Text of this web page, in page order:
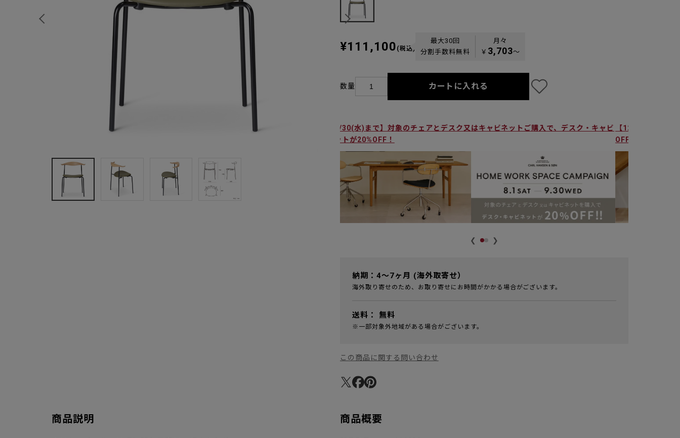
¥111,100 (税込)
最大30回
分割手数料無料
月々
￥ 3,703〜
数量 カートに入れる
【9/30(水)まで】対象のチェアとデスク又はキャビネットご購入で、デスク・キャビ
ネットが20%OFF！
❮ ❯
納期：4～7ヶ月 (海外取寄せ）
海外取り寄せのため、お取り寄せにお時間がかかる場合がございます。
送料： 無料
※一部対象外地域がある場合がございます。
この商品に関する問い合わせ
商品説明 商品概要